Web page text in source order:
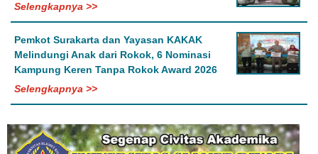
Selengkapnya >>
Pemkot Surakarta dan Yayasan KAKAK
Melindungi Anak dari Rokok, 6 Nominasi
Kampung Keren Tanpa Rokok Award 2026
Selengkapnya >>